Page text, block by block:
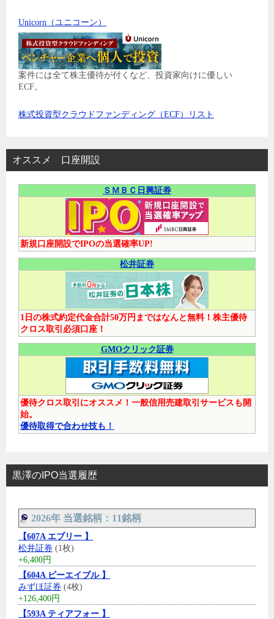
Unicorn（ユニコーン）
案件には全て株主優待が付くなど、投資家向けに優しい
ECF。
株式投資型クラウドファンディング（ECF）リスト
オススメ 口座開設
ＳＭＢＣ日興証券
新規口座開設でIPOの当選確率UP!
松井証券
1日の株式約定代金合計50万円まではなんと無料！株主優待
クロス取引必須口座！
GMOクリック証券
優待クロス取引にオススメ！一般信用売建取引サービスも開
始。
優待取得で合わせ技も！
黒澤のIPO当選履歴
2026年 当選銘柄：11銘柄
【607A エブリー 】
松井証券 (1枚)
+6,400円
【604A ビーエイブル 】
みずほ証券 (4枚)
+126,400円
【593A ティアフォー 】